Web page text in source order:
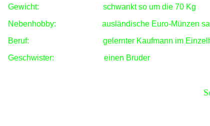
Gewicht:
schwankt so um die 70 Kg
Nebenhobby:
ausländische Euro-Münzen
Beruf: gelernter Kaufmann im
Geschwister:
einen Bruder